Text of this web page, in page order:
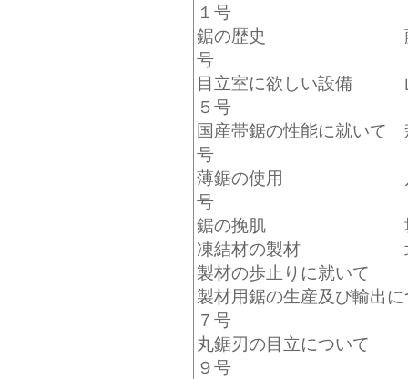
１号
鋸の歴史 藤
号
目立室に欲しい設備
５号
国産帯鋸の性能に就いて
号
薄鋸の使用 片
号
鋸の挽肌 坂
凍結材の製材 北
製材の歩止りに就い
製材用鋸の生産及び
７号
丸鋸刃の目立につい
９号